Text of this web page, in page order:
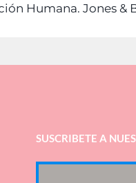
Humana. Jones
SUSCRIBETE A